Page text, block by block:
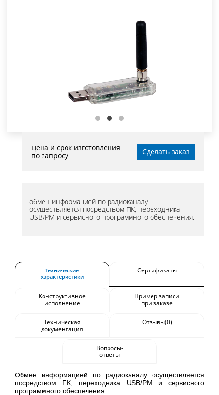
Цена и срок изготовления
по запросу
Сделать заказ
обмен информацией по радиоканалу
осуществляется посредством ПК, переходника
USB/PM и сервисного программного обеспечения.
Технические
характеристики
Сертификаты
Конструктивное
исполнение
Пример записи
при заказе
Техническая
документация
Отзывы(0)
Вопросы-
ответы
Обмен информацией по радиоканалу осуществляется
посредством ПК, переходника USB/PM и сервисного
программного обеспечения.